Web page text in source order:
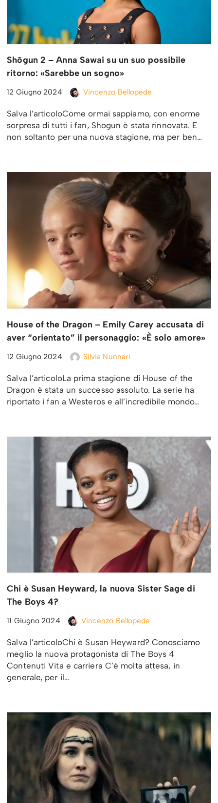
Shōgun 2 – Anna Sawai su un suo possibile
ritorno: «Sarebbe un sogno»
12 Giugno 2024 Vincenzo Bellopede
Salva l’articoloCome ormai sappiamo, con enorme
sorpresa di tutti i fan, Shogun è stata rinnovata. E
non soltanto per una nuova stagione, ma per ben…
House of the Dragon – Emily Carey accusata di
aver “orientato” il personaggio: «È solo amore»
12 Giugno 2024 Silvia Nunnari
Salva l’articoloLa prima stagione di House of the
Dragon è stata un successo assoluto. La serie ha
riportato i fan a Westeros e all’incredibile mondo…
Chi è Susan Heyward, la nuova Sister Sage di
The Boys 4?
11 Giugno 2024 Vincenzo Bellopede
Salva l’articoloChi è Susan Heyward? Conosciamo
meglio la nuova protagonista di The Boys 4
Contenuti Vita e carriera C’è molta attesa, in
generale, per il…